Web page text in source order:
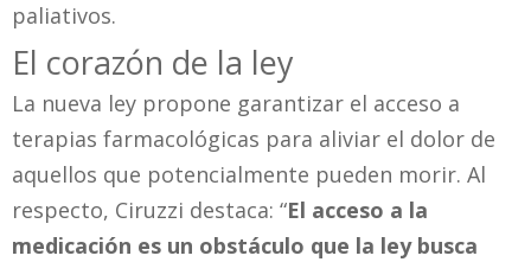
paliativos.
El corazón de la ley
La nueva ley propone garantizar el acceso a
terapias farmacológicas para aliviar el dolor de
aquellos que potencialmente pueden morir. Al
respecto, Ciruzzi destaca: “El acceso a la
medicación es un obstáculo que la ley busca